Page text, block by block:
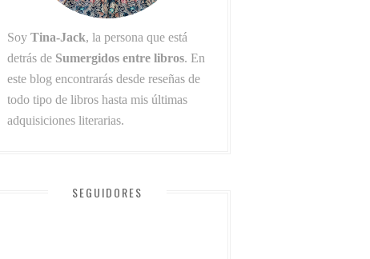
Soy Tina-Jack, la persona que está
detrás de Sumergidos entre libros. En
este blog encontrarás desde reseñas de
todo tipo de libros hasta mis últimas
adquisiciones literarias.
SEGUIDORES